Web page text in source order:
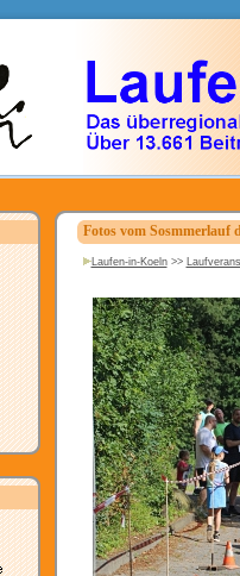
Fotos vom Sosmmerlauf
Laufen-in-Koeln>>